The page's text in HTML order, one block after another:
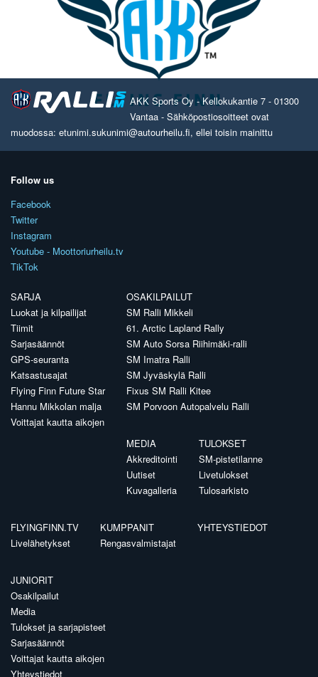
AKK Sports Oy - Kellokukantie 7 - 01300
Vantaa - Sähköpostiosoitteet ovat
muodossa: etunimi.sukunimi@autourheilu.fi, ellei toisin mainittu
Follow us
Facebook
Twitter
Instagram
Youtube - Moottoriurheilu.tv
TikTok
SARJA
Luokat ja kilpailijat
Tiimit
Sarjasäännöt
GPS-seuranta
Katsastusajat
Flying Finn Future Star
Hannu Mikkolan malja
Voittajat kautta aikojen
OSAKILPAILUT
SM Ralli Mikkeli
61. Arctic Lapland Rally
SM Auto Sorsa Riihimäki-ralli
SM Imatra Ralli
SM Jyväskylä Ralli
Fixus SM Ralli Kitee
SM Porvoon Autopalvelu Ralli
MEDIA
Akkreditointi
Uutiset
Kuvagalleria
TULOKSET
SM-pistetilanne
Livetulokset
Tulosarkisto
FLYINGFINN.TV
Livelähetykset
KUMPPANIT
Rengasvalmistajat
YHTEYSTIEDOT
JUNIORIT
Osakilpailut
Media
Tulokset ja sarjapisteet
Sarjasäännöt
Voittajat kautta aikojen
Yhteystiedot